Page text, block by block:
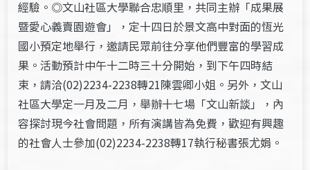
經驗。◎文山社區大學聯合忠順里，共同主辦「成果展
暨愛心義賣園遊會」，定十四日於景文高中對面的恆光
國小預定地舉行，邀請民眾前往分享他們豐富的學習成
果。活動預計中午十二時三十分開始，到下午四時結
束，請洽(02)2234-2238轉21陳雲卿小姐。另外，文山
社區大學定一月及二月，舉辦十七場「文山新談」，內
容探討現今社會問題，所有演講皆為免費，歡迎有興趣
的社會人士參加(02)2234-2238轉17執行秘書張尤娟。